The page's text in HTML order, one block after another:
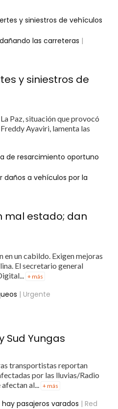
y siniestros de vehículos
las carreteras |
y siniestros de
Paz, situación que provocó
Ayaviri, lamenta las
de resarcimiento oportuno
daños a vehículos por la
mal estado; dan
en un cabildo. Exigen mejoras
El secretario general
+ más
| Urgente
Sud Yungas
transportistas reportan
por las lluvias/Radio
al... + más
pasajeros varados | Red